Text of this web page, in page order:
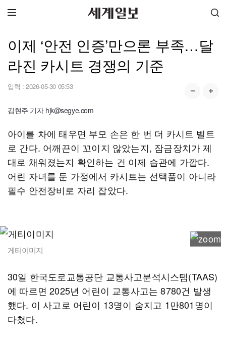
이제 ‘안전 인증’만으론 부족…달
라진 카시트 경쟁의 기준
입력 : 2026-05-30 05:53
김현주 기자 hjk@segye.com
아이를 차에 태우면 부모 손은 한 번 더 카시트 벨트
로 간다. 어깨끈이 꼬이지 않았는지, 잠금장치가 제
대로 채워졌는지 확인하는 건 이제 습관에 가깝다.
어린 자녀를 둔 가정에서 카시트는 선택품이 아니라
필수 안전장비로 자리 잡았다.
게티이미지
30일 한국도로교통공단 교통사고분석시스템(TAAS)
에 따르면 2025년 어린이 교통사고는 8780건 발생
했다. 이 사고로 어린이 13명이 숨지고 1만801명이
다쳤다.